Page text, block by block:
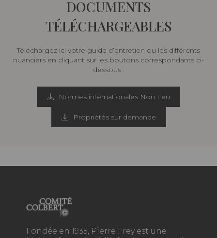
DOCUMENTS
TÉLÉCHARGEABLES
Téléchargez ici votre guide d’entretien ou les différents
nuanciers en cliquant sur les boutons correspondants ci-
dessous :
Normes internationales Non Feu
Propriétés sur demande
Fondée en 1935, Pierre Frey est une